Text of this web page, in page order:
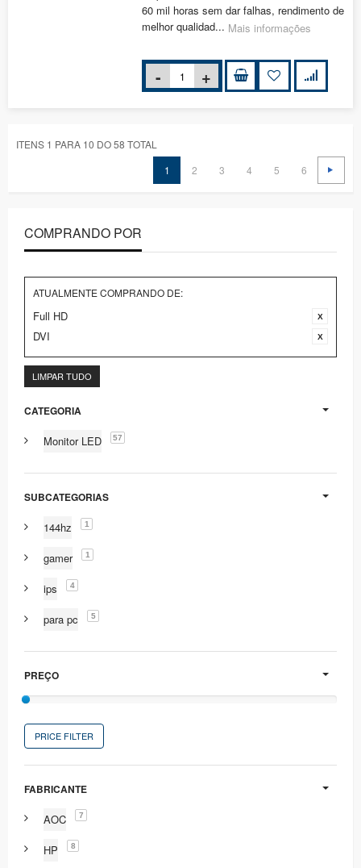
60 mil horas sem dar falhas, rendimento de
melhor qualidad... Mais informações
ITENS 1 PARA 10 DO 58 TOTAL
1
2 3 4 5 6
COMPRANDO POR
ATUALMENTE COMPRANDO DE:
Full HD
DVI
LIMPAR TUDO
CATEGORIA
Monitor LED 57
SUBCATEGORIAS
144hz 1
gamer 1
ips 4
para pc 5
PREÇO
PRICE FILTER
FABRICANTE
AOC 7
HP 8